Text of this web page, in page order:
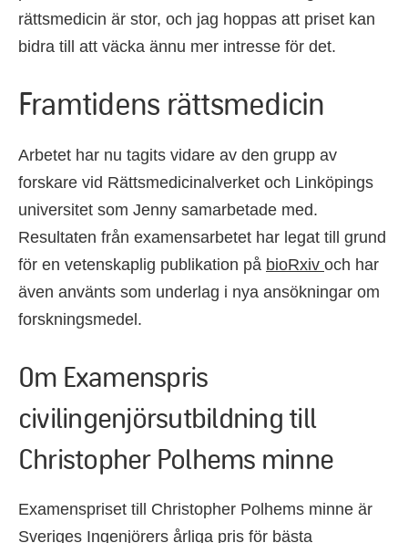
rättsmedicin är stor, och jag hoppas att priset kan
bidra till att väcka ännu mer intresse för det.
Framtidens rättsmedicin
Arbetet har nu tagits vidare av den grupp av
forskare vid Rättsmedicinalverket och Linköpings
universitet som Jenny samarbetade med.
Resultaten från examensarbetet har legat till grund
för en vetenskaplig publikation på bioRxiv och har
även använts som underlag i nya ansökningar om
forskningsmedel.
Om Examenspris
civilingenjörsutbildning till
Christopher Polhems minne
Examenspriset till Christopher Polhems minne är
Sveriges Ingenjörers årliga pris för bästa